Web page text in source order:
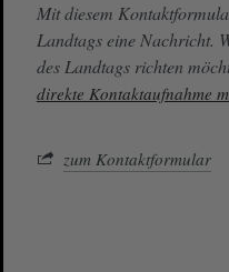
Mit diesem
Landtags eine Nachricht.
des Landtags richten
direkte Kontaktaufnahme
zum Kontaktformular